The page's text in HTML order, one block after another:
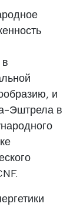
и
Эштрела в